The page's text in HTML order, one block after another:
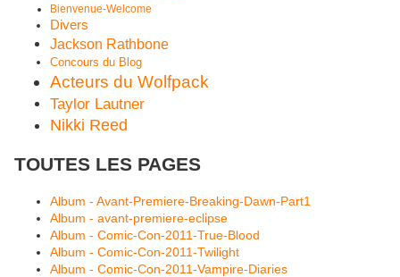
Bienvenue-Welcome
Divers
Jackson Rathbone
Concours du Blog
Acteurs du Wolfpack
Taylor Lautner
Nikki Reed
TOUTES LES PAGES
Album - Avant-Premiere-Breaking-Dawn-Part1
Album - avant-premiere-eclipse
Album - Comic-Con-2011-True-Blood
Album - Comic-Con-2011-Twilight
Album - Comic-Con-2011-Vampire-Diaries